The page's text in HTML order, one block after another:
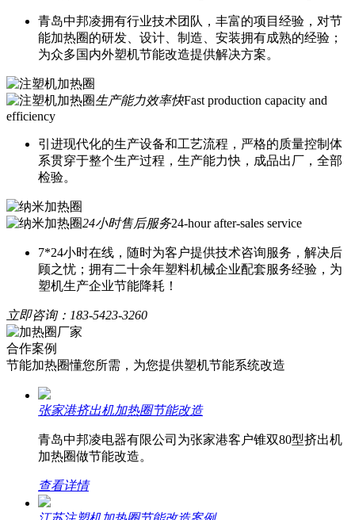
青岛中邦凌拥有行业技术团队，丰富的项目经验，对节
能加热圈的研发、设计、制造、安装拥有成熟的经验；
为众多国内外塑机节能改造提供解决方案。
生产能力效率快Fast production capacity and
efficiency
引进现代化的生产设备和工艺流程，严格的质量控制体
系贯穿于整个生产过程，生产能力快，成品出厂，全部
检验。
24小时售后服务24-hour after-sales service
7*24小时在线，随时为客户提供技术咨询服务，解决后
顾之忧；拥有二十余年塑料机械企业配套服务经验，为
塑机生产企业节能降耗！
立即咨询： 183-5423-3260
合作案例
节能加热圈懂您所需，为您提供塑机节能系统改造
张家港挤出机加热圈节能改造
青岛中邦凌电器有限公司为张家港客户锥双80型挤出机
加热圈做节能改造。
查看详情